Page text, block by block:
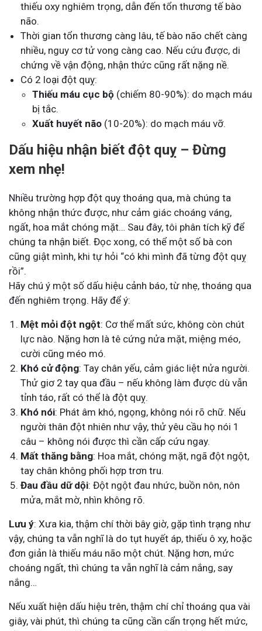
thiếu oxy nghiêm trọng, dẫn đến tổn thương tế bào
não.
Thời gian tổn thương càng lâu, tế bào não chết càng
nhiều, nguy cơ tử vong càng cao. Nếu cứu được, di
chứng về vận động, nhận thức cũng rất nặng nề.
Có 2 loại đột quỵ:
Thiếu máu cục bộ (chiếm 80-90%): do mạch máu
bị tắc.
Xuất huyết não (10-20%): do mạch máu vỡ.
Dấu hiệu nhận biết đột quỵ – Đừng
xem nhẹ!
Nhiều trường hợp đột quỵ thoáng qua, mà chúng ta
không nhận thức được, như cảm giác choáng váng,
ngất, hoa mắt chóng mặt… Sau đây, tôi phân tích kỹ để
chúng ta nhận biết. Đọc xong, có thể một số bà con
cũng giật mình, khi tự hỏi “có khi mình đã từng đột quỵ
rồi”.
Hãy chú ý một số dấu hiệu cảnh báo, từ nhẹ, thoáng qua
đến nghiêm trọng. Hãy để ý:
Mệt mỏi đột ngột: Cơ thể mất sức, không còn chút
lực nào. Nặng hơn là tê cứng nửa mặt, miệng méo,
cười cũng méo mó.
Khó cử động: Tay chân yếu, cảm giác liệt nửa người.
Thử giơ 2 tay qua đầu – nếu không làm được dù vẫn
tỉnh táo, rất có thể là đột quỵ.
Khó nói: Phát âm khó, ngọng, không nói rõ chữ. Nếu
người thân đột nhiên như vậy, thử yêu cầu họ nói 1
câu – không nói được thì cần cấp cứu ngay.
Mất thăng bằng: Hoa mắt, chóng mặt, ngã đột ngột,
tay chân không phối hợp trơn tru.
Đau đầu dữ dội: Đột ngột đau nhức, buồn nôn, nôn
mửa, mắt mờ, nhìn không rõ.
Lưu ý: Xưa kia, thậm chí thời bây giờ, gặp tình trạng như
vậy, chúng ta vẫn nghĩ là do tụt huyết áp, thiếu ô xy, hoặc
đơn giản là thiếu máu não một chút. Nặng hơn, mức
choáng ngất, thì chúng ta vẫn nghĩ là cảm nắng, say
nắng…
Nếu xuất hiện dấu hiệu trên, thậm chí chỉ thoáng qua vài
giây, vài phút, thì chúng ta cũng cần cẩn trọng hết mức,